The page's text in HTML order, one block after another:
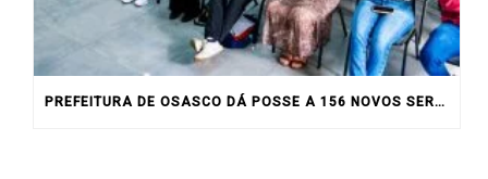
PREFEITURA DE OSASCO DÁ POSSE A 156 NOVOS SERVIDORES